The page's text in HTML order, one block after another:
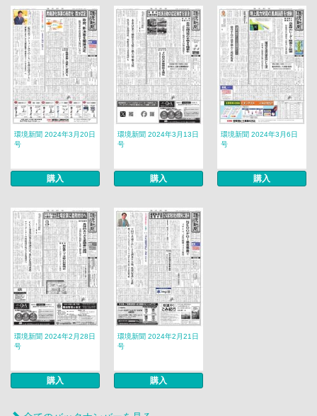
環境新聞 2024年3月20日
号
購入
環境新聞 2024年3月13日
号
購入
環境新聞 2024年3月6日
号
購入
環境新聞 2024年2月28日
号
購入
環境新聞 2024年2月21日
号
購入